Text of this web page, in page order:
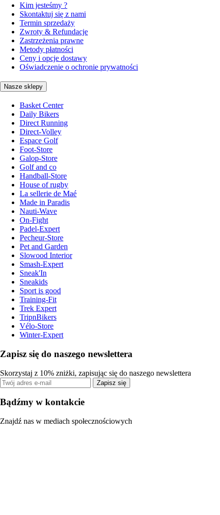
Kim jesteśmy ?
Skontaktuj się z nami
Termin sprzedaży
Zwroty & Refundacje
Zastrzeżenia prawne
Metody płatności
Ceny i opcje dostawy
Oświadczenie o ochronie prywatności
Nasze sklepy
Basket Center
Daily Bikers
Direct Running
Direct-Volley
Espace Golf
Foot-Store
Galop-Store
Golf and co
Handball-Store
House of rugby
La sellerie de Maé
Made in Paradis
Nauti-Wave
On-Fight
Padel-Expert
Pecheur-Store
Pet and Garden
Slowood Interior
Smash-Expert
Sneak'In
Sneakids
Sport is good
Training-Fit
Trek Expert
TripnBikers
Vélo-Store
Winter-Expert
Zapisz się do naszego newslettera
Skorzystaj z 10% zniżki, zapisując się do naszego newslettera
Zapisz się
Bądźmy w kontakcie
Znajdź nas w mediach społecznościowych